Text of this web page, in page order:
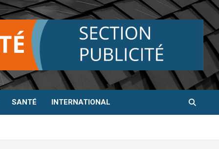
SANTÉ INTERNATIONAL